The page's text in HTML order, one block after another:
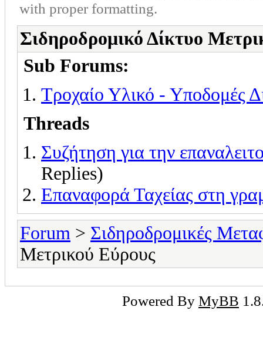
with proper formatting.
Σιδηροδρομικό Δίκτυο
Sub Forums:
Τροχαίο Υλικό - Υποδομές
Threads
Συζήτηση για την
Replies)
Επαναφορά Ταχείας στη
Forum > Σιδηροδρομικές
Μετρικού Εύρους
Powered By MyBB